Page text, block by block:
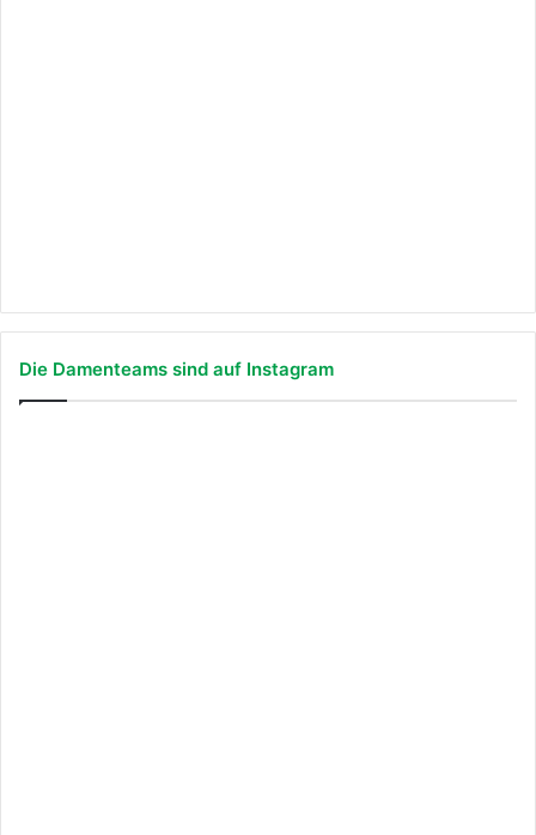
Die Damenteams sind auf Instagram